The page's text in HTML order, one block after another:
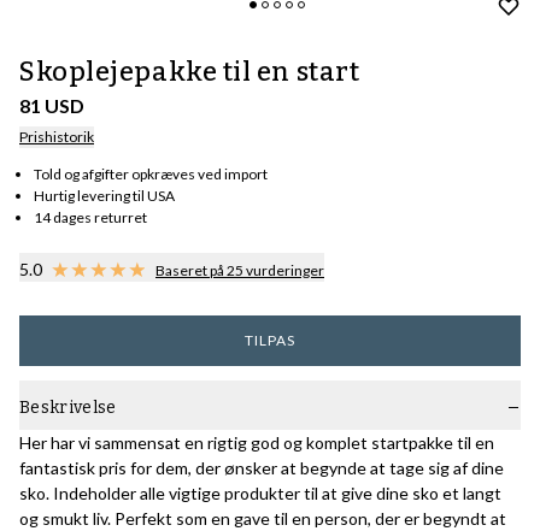
Skoplejepakke til en start
81 USD
Prishistorik
Told og afgifter opkræves ved import
Hurtig levering til USA
14 dages returret
5.0 Baseret på 25 vurderinger
TILPAS
Beskrivelse
Her har vi sammensat en rigtig god og komplet startpakke til en
fantastisk pris for dem, der ønsker at begynde at tage sig af dine
sko. Indeholder alle vigtige produkter til at give dine sko et langt
og smukt liv. Perfekt som en gave til en person, der er begyndt at